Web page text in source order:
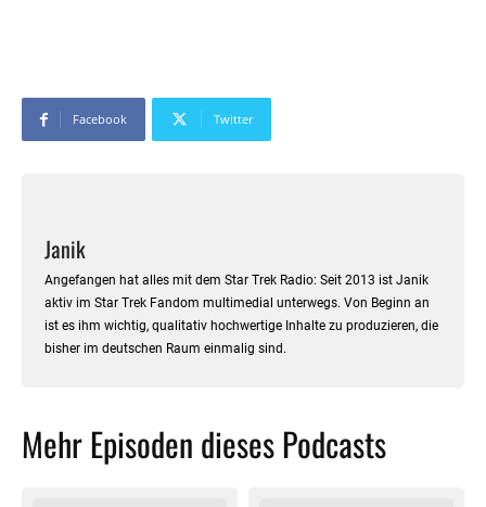
Facebook Twitter
Janik
Angefangen hat alles mit dem Star Trek Radio: Seit 2013 ist Janik
aktiv im Star Trek Fandom multimedial unterwegs. Von Beginn an
ist es ihm wichtig, qualitativ hochwertige Inhalte zu produzieren, die
bisher im deutschen Raum einmalig sind.
Mehr Episoden dieses Podcasts